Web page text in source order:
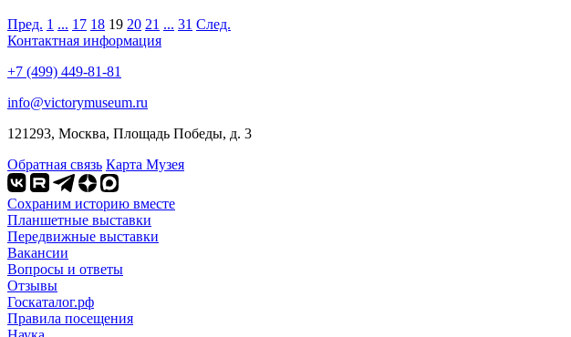
Пред. 1 ... 17 18 19 20 21 ... 31 След.
Контактная информация
+7 (499) 449-81-81
info@victorymuseum.ru
121293, Москва, Площадь Победы, д. 3
Обратная связь Карта Музея
Сохраним историю вместе
Планшетные выставки
Передвижные выставки
Вакансии
Вопросы и ответы
Отзывы
Госкаталог.рф
Правила посещения